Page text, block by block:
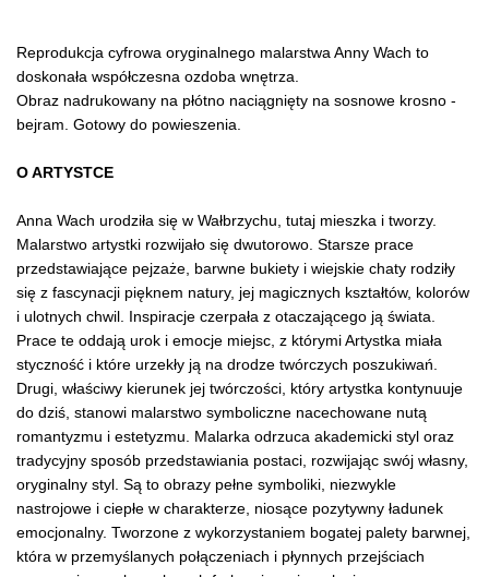
Reprodukcja cyfrowa oryginalnego malarstwa Anny Wach to
doskonała współczesna ozdoba wnętrza.
Obraz nadrukowany na płótno naciągnięty na sosnowe krosno -
bejram. Gotowy do powieszenia.
O ARTYSTCE
Anna Wach urodziła się w Wałbrzychu, tutaj mieszka i tworzy.
Malarstwo artystki rozwijało się dwutorowo. Starsze prace
przedstawiające pejzaże, barwne bukiety i wiejskie chaty rodziły
się z fascynacji pięknem natury, jej magicznych kształtów, kolorów
i ulotnych chwil. Inspiracje czerpała z otaczającego ją świata.
Prace te oddają urok i emocje miejsc, z którymi Artystka miała
styczność i które urzekły ją na drodze twórczych poszukiwań.
Drugi, właściwy kierunek jej twórczości, który artystka kontynuuje
do dziś, stanowi malarstwo symboliczne nacechowane nutą
romantyzmu i estetyzmu. Malarka odrzuca akademicki styl oraz
tradycyjny sposób przedstawiania postaci, rozwijając swój własny,
oryginalny styl. Są to obrazy pełne symboliki, niezwykle
nastrojowe i ciepłe w charakterze, niosące pozytywny ładunek
emocjonalny. Tworzone z wykorzystaniem bogatej palety barwnej,
która w przemyślanych połączeniach i płynnych przejściach